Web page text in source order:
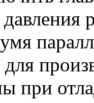
для
при